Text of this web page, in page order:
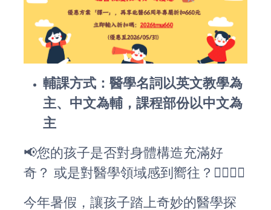
輔課方式：醫學名詞以英文教學為
主、中文為輔，課程部份以中文為
主
📢您的孩子是否對身體構造充滿好
奇？ 或是對醫學領域感到嚮往？👨‍⚕️👩‍⚕️
今年暑假，讓孩子踏上奇妙的醫學探